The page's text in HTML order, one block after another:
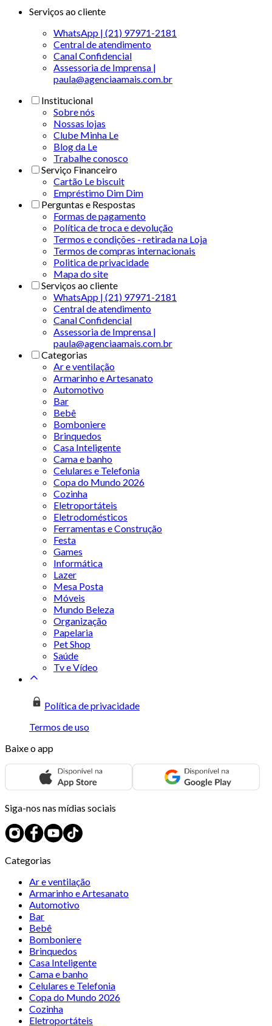
Serviços ao cliente
WhatsApp | (21) 97971-2181
Central de atendimento
Canal Confidencial
Assessoria de Imprensa |
paula@agenciaamais.com.br
Institucional
Sobre nós
Nossas lojas
Clube Minha Le
Blog da Le
Trabalhe conosco
Serviço Financeiro
Cartão Le biscuit
Empréstimo Dim Dim
Perguntas e Respostas
Formas de pagamento
Política de troca e devolução
Termos e condições - retirada na Loja
Termos de compras internacionais
Politica de privacidade
Mapa do site
Serviços ao cliente
WhatsApp | (21) 97971-2181
Central de atendimento
Canal Confidencial
Assessoria de Imprensa |
paula@agenciaamais.com.br
Categorias
Ar e ventilação
Armarinho e Artesanato
Automotivo
Bar
Bebê
Bomboniere
Brinquedos
Casa Inteligente
Cama e banho
Celulares e Telefonia
Copa do Mundo 2026
Cozinha
Eletroportáteis
Eletrodomésticos
Ferramentas e Construção
Festa
Games
Informática
Lazer
Mesa Posta
Móveis
Mundo Beleza
Organização
Papelaria
Pet Shop
Saúde
Tv e Vídeo
Política de privacidade
Termos de uso
Baixe o app
Siga-nos nas mídias sociais
Categorias
Ar e ventilação
Armarinho e Artesanato
Automotivo
Bar
Bebê
Bomboniere
Brinquedos
Casa Inteligente
Cama e banho
Celulares e Telefonia
Copa do Mundo 2026
Cozinha
Eletroportáteis